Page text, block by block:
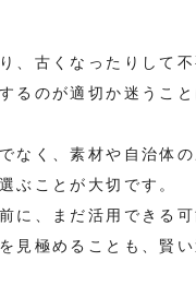
、古くなったりして不
るのが適切か迷うこ
なく、素材や自治体
ぶことが大切です。
に、まだ活用できる
見極めることも、賢